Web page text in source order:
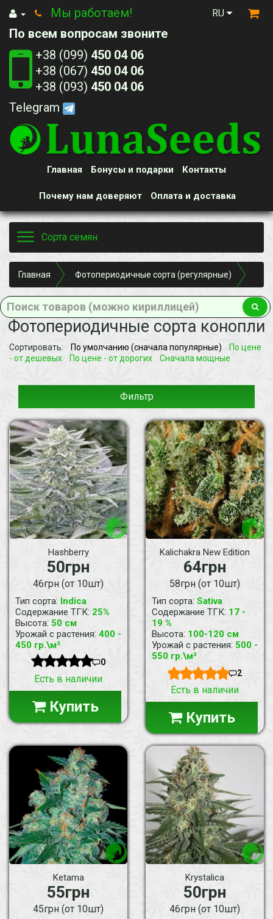
RU
Мы работаем!
По всем вопросам звоните
+38 (099) 450 04 06
+38 (067) 450 04 06
+38 (093) 450 04 06
Telegram
Главная
Почему нам доверяют
Контакты
Бонусы и подарки
Оплата и доставка
Toggle
navigation
Сорта семян
Главная Фотопериодичные сорта (регулярные)
Фотопериодичные сорта конопли
Сортировать: По умолчанию (сначала популярные)
По цене
- от дешевых
По цене - от дорогих Сначала мощные
Фильтр
Hashberry
50грн
46грн (от 10шт)
Тип сорта: Indica
Содержание ТГК: 25%
Высота: 50 см
Урожай с растения: 400 -
450 гр.\м²
0
Есть в наличии
Купить
Kalichakra New Edition
64грн
58грн (от 10шт)
Тип сорта: Sativa
Содержание ТГК: 17 -
19 %
Высота: 100-120 см
Урожай с растения: 500 -
550 гр.\м²
2
Есть в наличии
Купить
Ketama
55грн
45грн (от 10шт)
Krystalica
50грн
46грн (от 10шт)